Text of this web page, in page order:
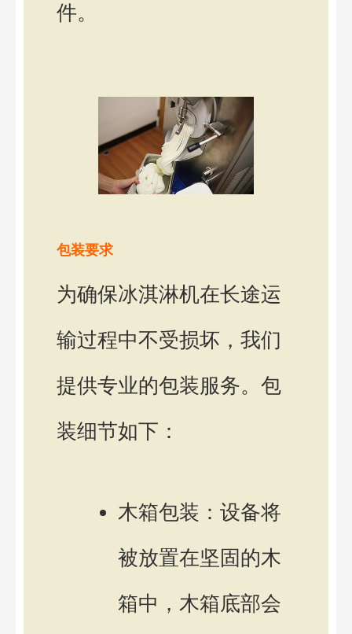
件。
包装要求
为确保冰淇淋机在长途运
输过程中不受损坏，我们
提供专业的包装服务。包
装细节如下：
木箱包装：设备将
被放置在坚固的木
箱中，木箱底部会